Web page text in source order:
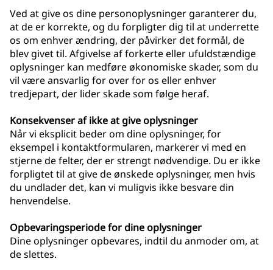
Ved at give os dine personoplysninger garanterer du,
at de er korrekte, og du forpligter dig til at underrette
os om enhver ændring, der påvirker det formål, de
blev givet til. Afgivelse af forkerte eller ufuldstændige
oplysninger kan medføre økonomiske skader, som du
vil være ansvarlig for over for os eller enhver
tredjepart, der lider skade som følge heraf.
Konsekvenser af ikke at give oplysninger
Når vi eksplicit beder om dine oplysninger, for
eksempel i kontaktformularen, markerer vi med en
stjerne de felter, der er strengt nødvendige. Du er ikke
forpligtet til at give de ønskede oplysninger, men hvis
du undlader det, kan vi muligvis ikke besvare din
henvendelse.
Opbevaringsperiode for dine oplysninger
Dine oplysninger opbevares, indtil du anmoder om, at
de slettes.